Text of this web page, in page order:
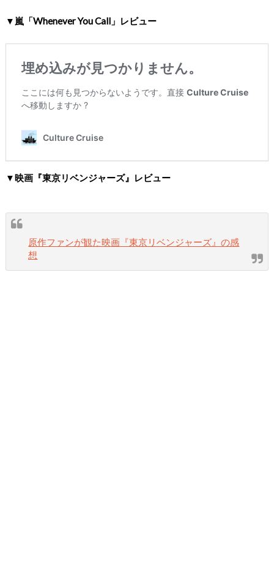
▼嵐「Whenever You Call」レビュー
▼映画『東京リベンジャーズ』レビュー
原作ファンが観た映画『東京リベンジャーズ』の感
想